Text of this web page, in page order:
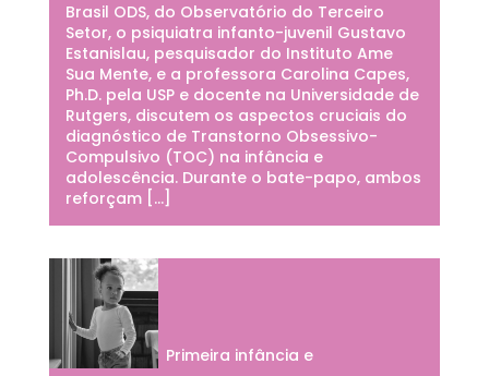
Brasil ODS, do Observatório do Terceiro
Setor, o psiquiatra infanto-juvenil Gustavo
Estanislau, pesquisador do Instituto Ame
Sua Mente, e a professora Carolina Capes,
Ph.D. pela USP e docente na Universidade de
Rutgers, discutem os aspectos cruciais do
diagnóstico de Transtorno Obsessivo-
Compulsivo (TOC) na infância e
adolescência. Durante o bate-papo, ambos
reforçam […]
Primeira infância e